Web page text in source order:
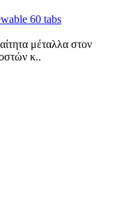
60 tabs
μέταλλα στον
κ..